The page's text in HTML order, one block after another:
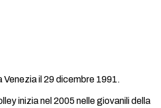
Venezia il 29 dicembre 1991.
inizia nel 2005 nelle giovanili della